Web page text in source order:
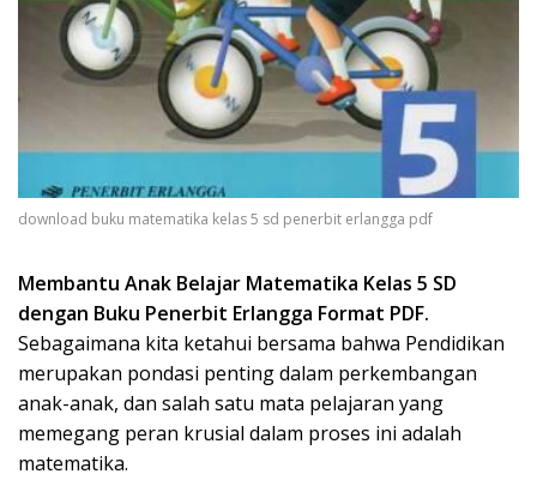
download buku matematika kelas 5 sd penerbit erlangga pdf
Membantu Anak Belajar Matematika Kelas 5 SD
dengan Buku Penerbit Erlangga Format PDF.
Sebagaimana kita ketahui bersama bahwa Pendidikan
merupakan pondasi penting dalam perkembangan
anak-anak, dan salah satu mata pelajaran yang
memegang peran krusial dalam proses ini adalah
matematika.